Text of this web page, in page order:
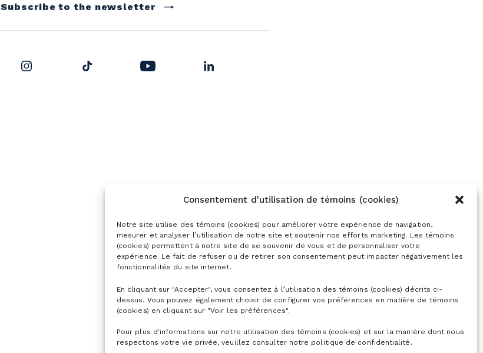
Consentement d'utilisation de témoins (cookies)
Notre site utilise des témoins (cookies) pour améliorer votre expérience de navigation,
mesurer et analyser l’utilisation de notre site et soutenir nos efforts marketing. Les témoins
(cookies) permettent à notre site de se souvenir de vous et de personnaliser votre
expérience. Le fait de refuser ou de retirer son consentement peut impacter négativement les
fonctionnalités du site internet.
En cliquant sur "Accepter", vous consentez à l’utilisation des témoins (cookies) décrits ci-
dessus. Vous pouvez également choisir de configurer vos préférences en matière de témoins
(cookies) en cliquant sur "Voir les préférences".
Pour plus d'informations sur notre utilisation des témoins (cookies) et sur la manière dont nous
respectons votre vie privée, veuillez consulter notre politique de confidentialité.
Subscribe to the newsletter